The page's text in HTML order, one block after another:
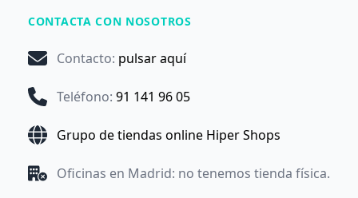
CONTACTA CON NOSOTROS
Contacto: pulsar aquí
Teléfono: 91 141 96 05
Grupo de tiendas online Hiper Shops
Oficinas en Madrid: no tenemos tienda física.